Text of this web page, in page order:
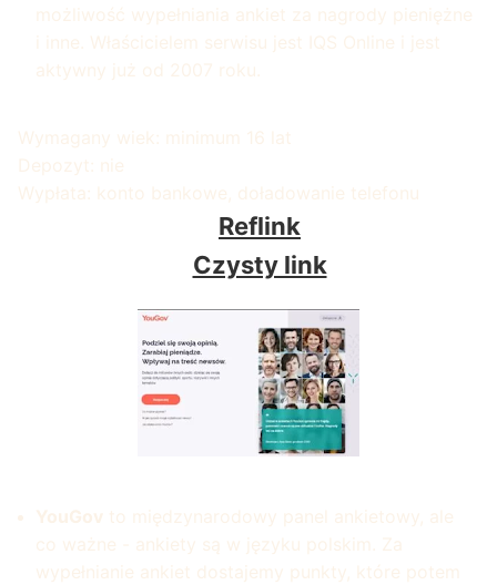
możliwość wypełniania ankiet za nagrody pieniężne
i inne. Właścicielem serwisu jest IQS Online i jest
aktywny już od 2007 roku.
Wymagany wiek: minimum 16 lat
Depozyt: nie
Wypłata: konto bankowe, doładowanie telefonu
Reflink
Czysty link
YouGov to międzynarodowy panel ankietowy, ale
co ważne - ankiety są w języku polskim. Za
wypełnianie ankiet dostajemy punkty, które potem